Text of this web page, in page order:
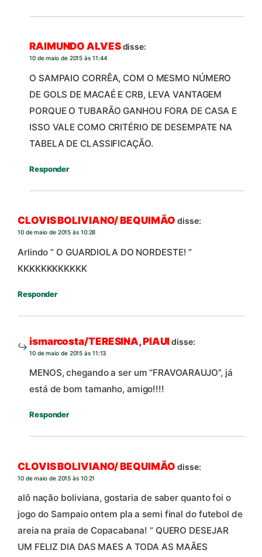
RAIMUNDO ALVESdisse:
10 de maio de 2015 às 11:44
O SAMPAIO CORRÊA, COM O MESMO NÚMERO
DE GOLS DE MACAÉ E CRB, LEVA VANTAGEM
PORQUE O TUBARÃO GANHOU FORA DE CASA E
ISSO VALE COMO CRITÉRIO DE DESEMPATE NA
TABELA DE CLASSIFICAÇÃO.
Responder
CLOVIS BOLIVIANO/ BEQUIMÃO disse:
10 de maio de 2015 às 10:28
Arlindo ” O GUARDIOLA DO NORDESTE! ”
KKKKKKKKKKKK
Responder
ismarcosta/TERESINA, PIAUIdisse:
10 de maio de 2015 às 11:13
MENOS, chegando a ser um “FRAVOARAUJO”, já
está de bom tamanho, amigo!!!!
Responder
CLOVIS BOLIVIANO/ BEQUIMÃO disse:
10 de maio de 2015 às 10:21
alô nação boliviana, gostaria de saber quanto foi o
jogo do Sampaio ontem pla a semi final do futebol de
areia na praia de Copacabana! ” QUERO DESEJAR
UM FELIZ DIA DAS MAES A TODA AS MAÃES